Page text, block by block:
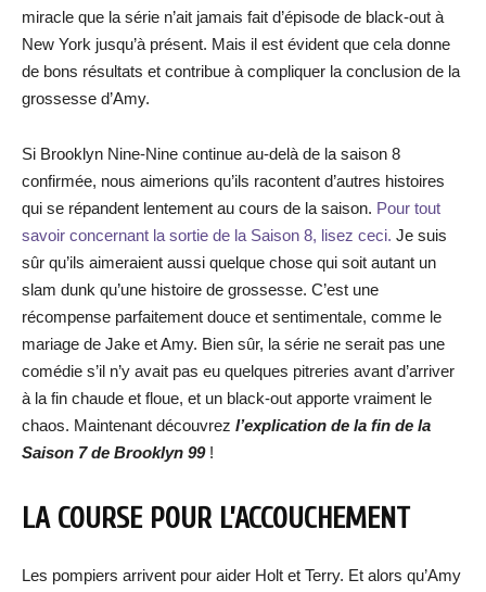
miracle que la série n’ait jamais fait d’épisode de black-out à
New York jusqu’à présent. Mais il est évident que cela donne
de bons résultats et contribue à compliquer la conclusion de la
grossesse d’Amy.
Si Brooklyn Nine-Nine continue au-delà de la saison 8
confirmée, nous aimerions qu’ils racontent d’autres histoires
qui se répandent lentement au cours de la saison. Pour tout
savoir concernant la sortie de la Saison 8, lisez ceci. Je suis
sûr qu’ils aimeraient aussi quelque chose qui soit autant un
slam dunk qu’une histoire de grossesse. C’est une
récompense parfaitement douce et sentimentale, comme le
mariage de Jake et Amy. Bien sûr, la série ne serait pas une
comédie s’il n’y avait pas eu quelques pitreries avant d’arriver
à la fin chaude et floue, et un black-out apporte vraiment le
chaos. Maintenant découvrez l’explication de la fin de la
Saison 7 de Brooklyn 99!
LA COURSE POUR L’ACCOUCHEMENT
Les pompiers arrivent pour aider Holt et Terry. Et alors qu’Amy